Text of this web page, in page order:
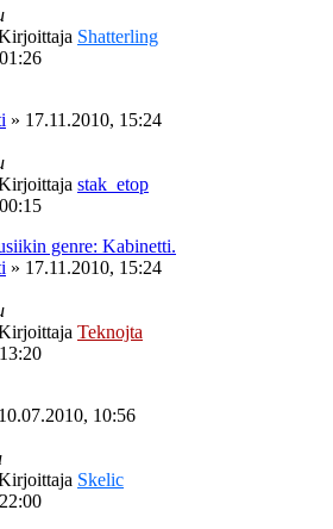
Shatterling
» 17.11.2010, 15:24
stak_etop
genre: Kabinetti.
» 17.11.2010, 15:24
Teknojta
10.07.2010, 10:56
Skelic